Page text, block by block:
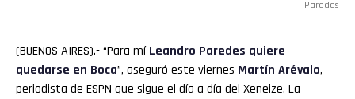
Paredes
(BUENOS AIRES).- “Para míLeandro Paredes quiere
quedarse en Boca”, aseguró este viernes Martín Arévalo,
periodista de ESPN que sigue el día a día del Xeneize. La